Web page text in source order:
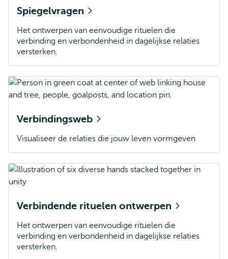
Spiegelvragen
Het ontwerpen van eenvoudige rituelen die
verbinding en verbondenheid in dagelijkse relaties
versterken.
Verbindingsweb
Visualiseer de relaties die jouw leven vormgeven
Verbindende rituelen ontwerpen
Het ontwerpen van eenvoudige rituelen die
verbinding en verbondenheid in dagelijkse relaties
versterken.